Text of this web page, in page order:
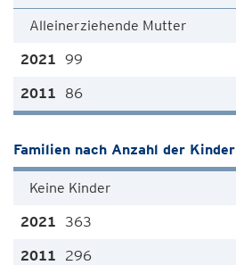
Alleinerziehende Mutter
99
86
Familien nach Anzahl der Kinder
Keine Kinder
363
296